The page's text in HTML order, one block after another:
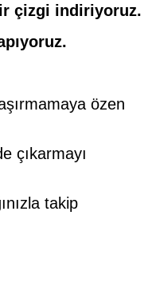
çizgi indiriyoruz.
özen
çıkarmayı
takip